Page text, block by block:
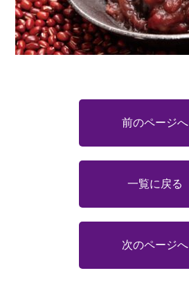
前のページへ
一覧に戻る
次のページへ